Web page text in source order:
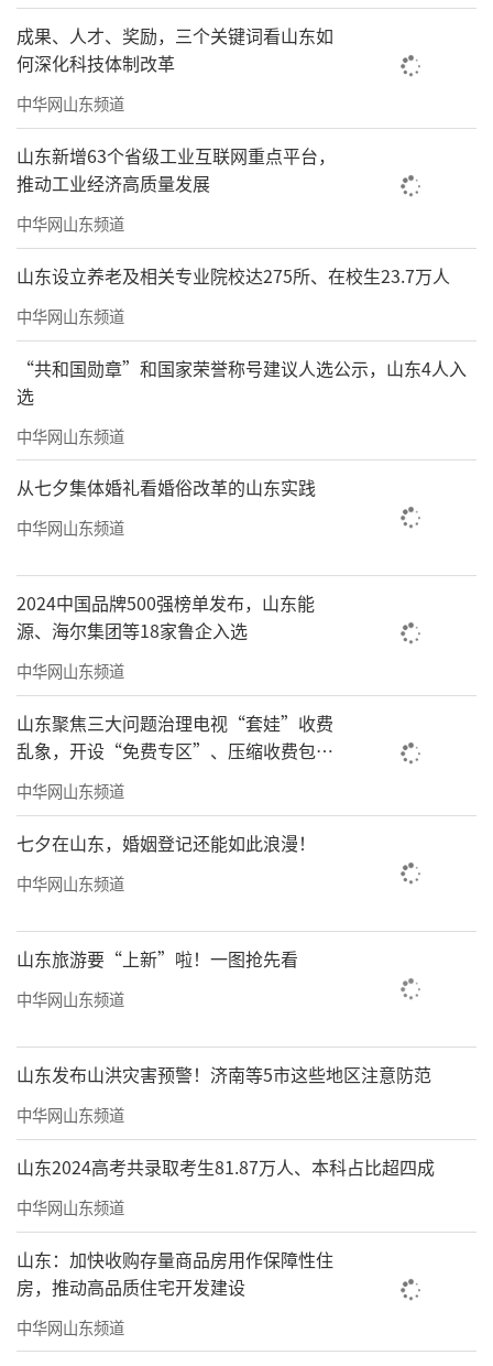
成果、人才、奖励，三个关键词看山东如
何深化科技体制改革
中华网山东频道
山东新增63个省级工业互联网重点平台，
推动工业经济高质量发展
中华网山东频道
山东设立养老及相关专业院校达275所、在校生23.7万人
中华网山东频道
“共和国勋章”和国家荣誉称号建议人选公示，山东4人入
选
中华网山东频道
从七夕集体婚礼看婚俗改革的山东实践
中华网山东频道
2024中国品牌500强榜单发布，山东能
源、海尔集团等18家鲁企入选
中华网山东频道
山东聚焦三大问题治理电视“套娃”收费
乱象，开设“免费专区”、压缩收费包比
例70%以上
中华网山东频道
七夕在山东，婚姻登记还能如此浪漫！
中华网山东频道
山东旅游要“上新”啦！一图抢先看
中华网山东频道
山东发布山洪灾害预警！济南等5市这些地区注意防范
中华网山东频道
山东2024高考共录取考生81.87万人、本科占比超四成
中华网山东频道
山东：加快收购存量商品房用作保障性住
房，推动高品质住宅开发建设
中华网山东频道